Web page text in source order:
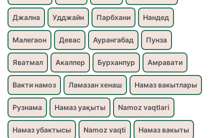
Джална Удджайн Парбхани Нандед
Малегаон Девас Аурангабад Пунза
Яватмал Акалпер Бурханпур Амравати
Вакти намоз Ламазан хенаш Намаз вакытлары
Рузнама Намаз уақыты Namoz vaqtlari
Намаз убактысы Namoz vaqti Намаз вакыты